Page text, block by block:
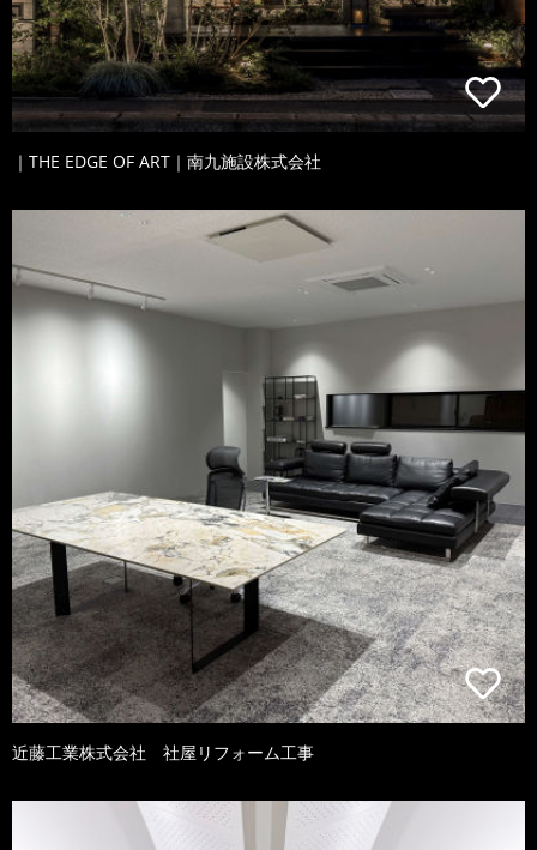
｜THE EDGE OF ART｜南九施設株式会社
近藤工業株式会社 社屋リフォーム工事